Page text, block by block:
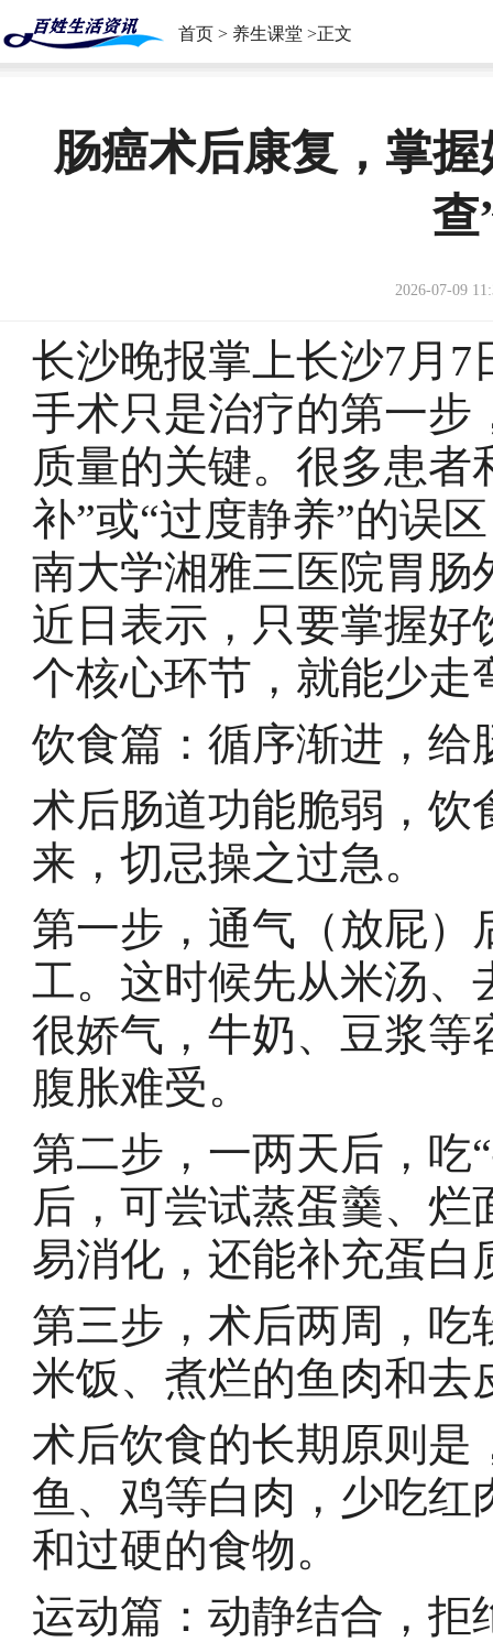
首页 > 养生课堂 >正文
肠癌术后康复，掌
查
2026-07-09
长沙晚报掌上长沙7月
手术只是治疗的第一步
质量的关键。很多患者
补”或“过度静养”的误
南大学湘雅三医院胃肠
近日表示，只要掌握好
个核心环节，就能少走
饮食篇：循序渐进，给
术后肠道功能脆弱，饮
来，切忌操之过急。
第一步，通气（放屁）
工。这时候先从米汤、
很娇气，牛奶、豆浆等
腹胀难受。
第二步，一两天后，吃
后，可尝试蒸蛋羹、
易消化，还能补充蛋白
第三步，术后两周，吃
米饭、煮烂的鱼肉和去
术后饮食的长期原则是
鱼、鸡等白肉，少吃红
和过硬的食物。
运动篇：动静结合，拒